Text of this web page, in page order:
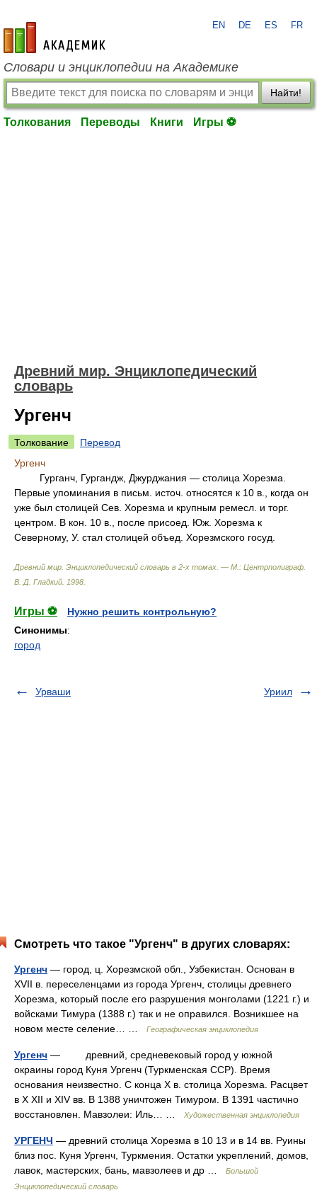
academic.ru
EN DE ES FR
Словари и энциклопедии на Академике
Найти!
Толкования Переводы Книги Игры ⚽
Древний мир. Энциклопедический
словарь
Ургенч
Толкование
Перевод
Ургенч
Гурганч, Гургандж, Джурджания — столица Хорезма.
Первые упоминания в письм. источ. относятся к 10 в., когда он
уже был столицей Сев. Хорезма и крупным ремесл. и торг.
центром. В кон. 10 в., после присоед. Юж. Хорезма к
Северному, У. стал столицей объед. Хорезмского госуд.
Древний мир. Энциклопедический словарь в 2-х томах. — М.: Центрполиграф
В. Д. Гладкий 1998
Игры ⚽
Нужно решить контрольную?
Синонимы:
город
Урваши Уриил
Смотреть что такое "Ургенч" в других словарях:
Ургенч — город, ц. Хорезмской обл., Узбекистан. Основан в
XVII в. переселенцами из города Ургенч, столицы древнего
Хорезма, который после его разрушения монголами (1221 г.) и
войсками Тимура (1388 г.) так и не оправился. Возникшее на
новом месте селение… …
Географическая энциклопедия
Ургенч — древний, средневековый город у южной
окраины город Куня Ургенч (Туркменская ССР). Время
основания неизвестно. С конца X в. столица Хорезма. Расцвет
в X XII и XIV вв. В 1388 уничтожен Тимуром. В 1391 частично
восстановлен. Мавзолеи: Иль… …
Художественная энциклопедия
УРГЕНЧ — древний столица Хорезма в 10 13 и в 14 вв. Руины
близ пос. Куня Ургенч, Туркмения. Остатки укреплений, домов,
лавок, мастерских, бань, мавзолеев и др …
Большой
Энциклопедический словарь